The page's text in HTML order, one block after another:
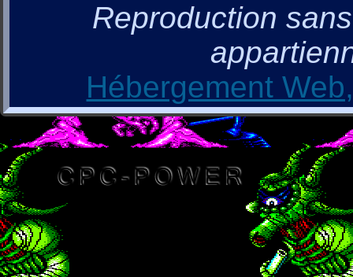
Reproduction
Hébergement